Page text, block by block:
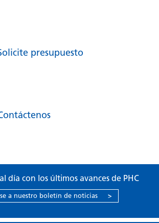
presupuesto
día con los últimos avances de PHC
a nuestro boletín de noticias >